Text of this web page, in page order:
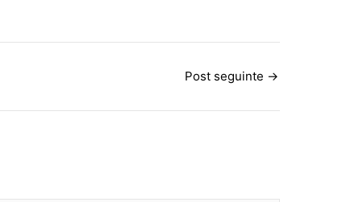
Post seguinte →